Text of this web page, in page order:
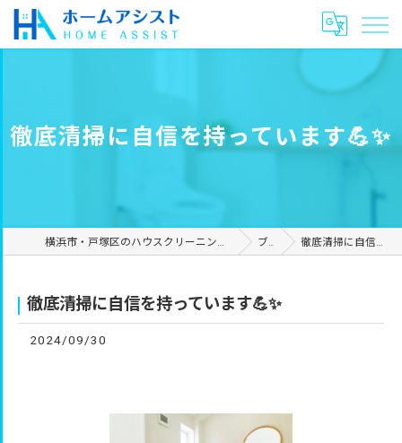
徹底清掃に自信を持っています💪✨
横浜市・戸塚区のハウスクリーニングやリフォームは合同会社ホームアシスト ブログ 徹底清掃に自信を持っています💪✨
徹底清掃に自信を持っています💪✨
2024/09/30